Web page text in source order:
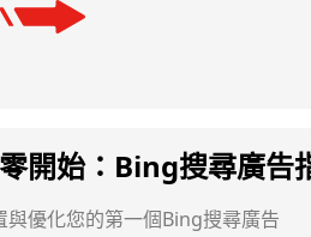
開始：Bing搜尋廣告
與優化您的第一個Bing搜尋廣告